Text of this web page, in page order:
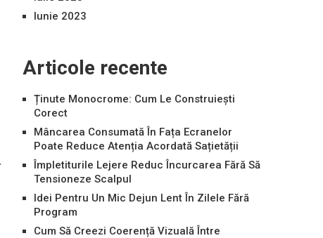
Iunie 2023
Articole recente
Ținute Monocrome: Cum Le Construiești
Corect
Mâncarea Consumată În Fața Ecranelor
Poate Reduce Atenția Acordată Sațietății
Împletiturile Lejere Reduc Încurcarea Fără Să
Tensioneze Scalpul
Idei Pentru Un Mic Dejun Lent În Zilele Fără
Program
Cum Să Creezi Coerență Vizuală Între